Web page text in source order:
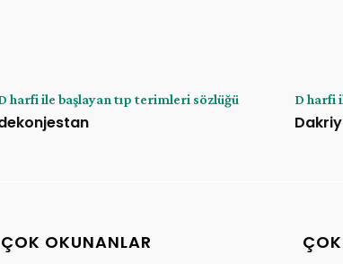
harfi ile başlayan tıp terimleri sözlüğü D harfi
ÇOK OKUNANLAR